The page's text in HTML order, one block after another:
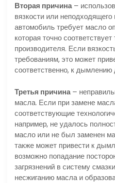
Вторая причина–
вязкости или
автомобиль требует масло
которая точно
производителя. Если
требованиям, это может
соответственно, к дымлению
Третья причина–
масла. Если при замене
соответствующие
например, не удалось
масло или не был заменен
также может привести к
возможно попадание
загрязнений в систему
несжиганию масла и